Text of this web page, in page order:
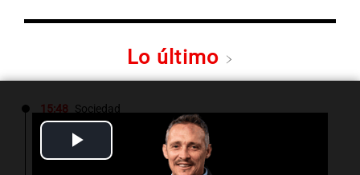
Lo último
15:48 Sociedad
Bomberos controlaron un incendio en barrio
Renacimiento